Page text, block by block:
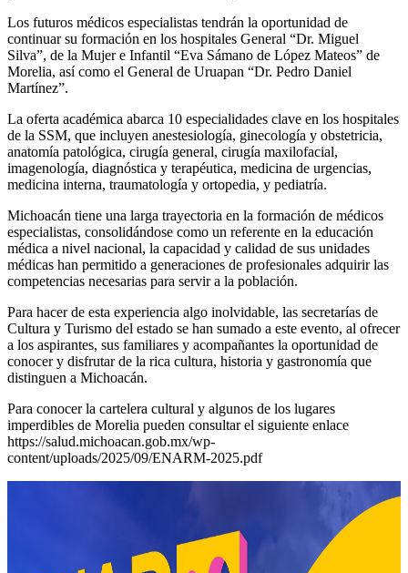
Los futuros médicos especialistas tendrán la oportunidad de
continuar su formación en los hospitales General “Dr. Miguel
Silva”, de la Mujer e Infantil “Eva Sámano de López Mateos” de
Morelia, así como el General de Uruapan “Dr. Pedro Daniel
Martínez”.
La oferta académica abarca 10 especialidades clave en los hospitales
de la SSM, que incluyen anestesiología, ginecología y obstetricia,
anatomía patológica, cirugía general, cirugía maxilofacial,
imagenología, diagnóstica y terapéutica, medicina de urgencias,
medicina interna, traumatología y ortopedia, y pediatría.
Michoacán tiene una larga trayectoria en la formación de médicos
especialistas, consolidándose como un referente en la educación
médica a nivel nacional, la capacidad y calidad de sus unidades
médicas han permitido a generaciones de profesionales adquirir las
competencias necesarias para servir a la población.
Para hacer de esta experiencia algo inolvidable, las secretarías de
Cultura y Turismo del estado se han sumado a este evento, al ofrecer
a los aspirantes, sus familiares y acompañantes la oportunidad de
conocer y disfrutar de la rica cultura, historia y gastronomía que
distinguen a Michoacán.
Para conocer la cartelera cultural y algunos de los lugares
imperdibles de Morelia pueden consultar el siguiente enlace
https://salud.michoacan.gob.mx/wp-
content/uploads/2025/09/ENARM-2025.pdf